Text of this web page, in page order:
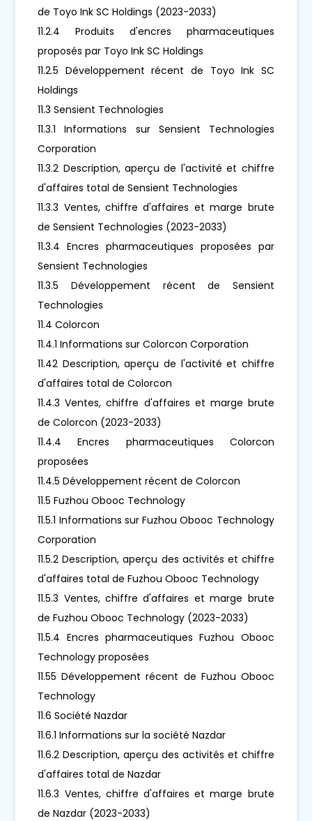
de Toyo Ink SC Holdings (2023-2033)
11.2.4 Produits d'encres pharmaceutiques
proposés par Toyo Ink SC Holdings
11.2.5 Développement récent de Toyo Ink SC
Holdings
11.3 Sensient Technologies
11.3.1 Informations sur Sensient Technologies
Corporation
11.3.2 Description, aperçu de l'activité et chiffre
d'affaires total de Sensient Technologies
11.3.3 Ventes, chiffre d'affaires et marge brute
de Sensient Technologies (2023-2033)
11.3.4 Encres pharmaceutiques proposées par
Sensient Technologies
11.3.5 Développement récent de Sensient
Technologies
11.4 Colorcon
11.4.1 Informations sur Colorcon Corporation
11.42 Description, aperçu de l'activité et chiffre
d'affaires total de Colorcon
11.4.3 Ventes, chiffre d'affaires et marge brute
de Colorcon (2023-2033)
11.4.4 Encres pharmaceutiques Colorcon
proposées
11.4.5 Développement récent de Colorcon
11.5 Fuzhou Obooc Technology
11.5.1 Informations sur Fuzhou Obooc Technology
Corporation
11.5.2 Description, aperçu des activités et chiffre
d'affaires total de Fuzhou Obooc Technology
11.5.3 Ventes, chiffre d'affaires et marge brute
de Fuzhou Obooc Technology (2023-2033)
11.5.4 Encres pharmaceutiques Fuzhou Obooc
Technology proposées
11.55 Développement récent de Fuzhou Obooc
Technology
11.6 Société Nazdar
11.6.1 Informations sur la société Nazdar
11.6.2 Description, aperçu des activités et chiffre
d'affaires total de Nazdar
11.6.3 Ventes, chiffre d'affaires et marge brute
de Nazdar (2023-2033)